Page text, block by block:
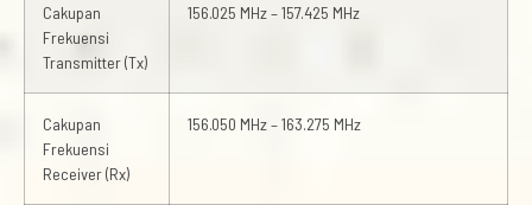
Cakupan
Frekuensi
Transmitter (Tx)
156.025 MHz – 157.425 MHz
Cakupan
Frekuensi
Receiver (Rx)
156.050 MHz – 163.275 MHz